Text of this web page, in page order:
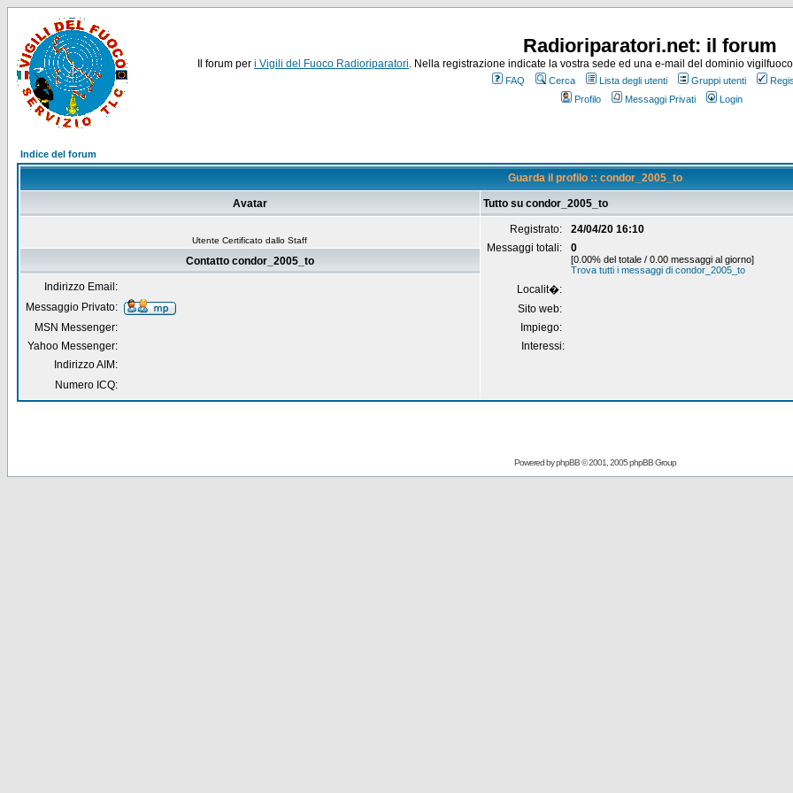
Radioriparatori.net: il forum
Il forum per i Vigili del Fuoco Radioriparatori. Nella registrazione indicate la vostra sede ed una e-mail del dominio
FAQ Cerca Lista degli utenti Gruppi utenti
Profilo
Messaggi Privati Login
Indice del forum
Guarda il profilo :: condor_2005_to
Avatar Tutto su condor_2005_to
Utente Certificato dallo Staff
Registrato:
24/04/20 16:10
Messaggi totali:
0
[0.00% del totale / 0.00 messaggi al giorno]
Trova tutti i messaggi di condor_2005_to
Localit�:
Sito web:
Impiego:
Interessi:
Contatto condor_2005_to
Indirizzo Email:
Messaggio Privato:
MSN Messenger:
Yahoo Messenger:
Indirizzo AIM:
Numero ICQ:
Powered byphpBB© 2001, 2005 phpBB Group